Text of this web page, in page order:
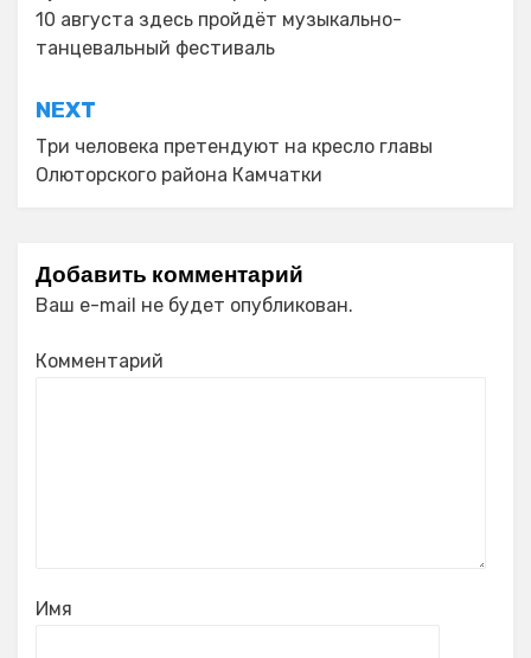
записям
10 августа здесь пройдёт музыкально-
танцевальный фестиваль
NEXT
Три человека претендуют на кресло главы
Олюторского района Камчатки
Добавить комментарий
Ваш e-mail не будет опубликован.
Комментарий
Имя